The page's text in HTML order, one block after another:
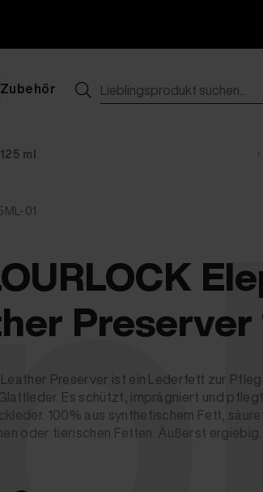
Zubehör
ml
01
Preserver
Preserver ist ein Lederfett zur
Es schützt, imprägniert und
100% aus synthetischem Fett,
oder tierischen Fetten. Äußerst ergiebig.